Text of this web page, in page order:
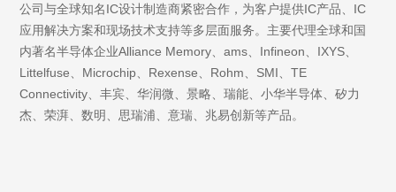
公司与全球知名IC设计制造商紧密合作，为客户提供IC产品、IC
应用解决方案和现场技术支持等多层面服务。主要代理全球和国
内著名半导体企业Alliance Memory、ams、Infineon、IXYS、
Littelfuse、Microchip、Rexense、Rohm、SMI、TE
Connectivity、丰宾、华润微、景略 、瑞能、小华半导体、矽力
杰、荣湃、数明、思瑞浦、意瑞、兆易创新等产品。